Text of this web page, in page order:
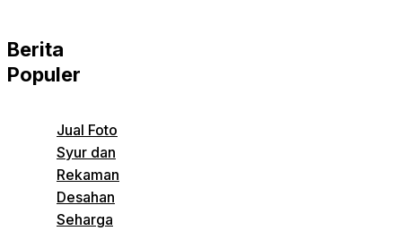
Berita
Populer
Jual Foto
Syur dan
Rekaman
Desahan
Seharga